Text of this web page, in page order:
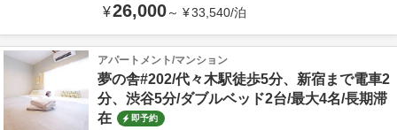
¥26,000～ ¥33,540/泊
アパートメント/マンション
夢の舎#202/代々木駅徒歩5分、新宿まで電車2
分、渋谷5分/ダブルベッド2台/最大4名/長期滞
在
即予約